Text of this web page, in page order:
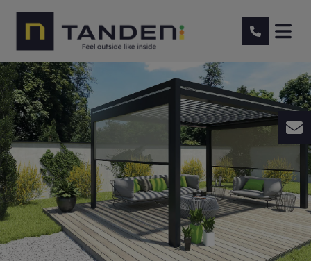
Contact et devis